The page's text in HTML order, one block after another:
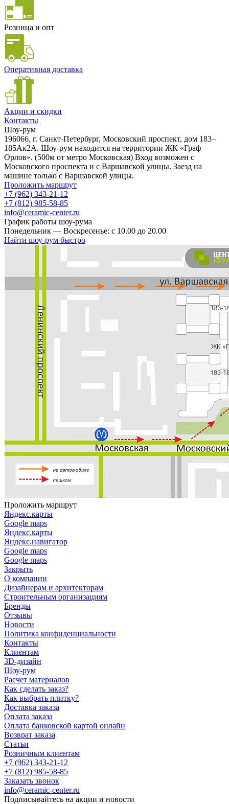
Розница и опт
Оперативная доставка
Акции и скидки
Контакты
Шоу-рум
196066, г. Санкт-Петербург, Московский проспект, дом 183–
185Ак2А. Шоу-рум находится на территории ЖК «Граф
Орлов». (500м от метро Московская) Вход возможен с
Московского проспекта и с Варшавской улицы. Заезд на
машине только с Варшавской улицы.
Проложить маршрут
+7 (962) 343-21-12
+7 (812) 985-58-85
info@ceramic-center.ru
График работы шоу-рума
Понедельник — Воскресенье: с 10.00 до 20.00
Найти шоу-рум быстро
Проложить маршрут
Яндекс.карты
Google maps
Яндекс.карты
Яндекс.навигатор
Google maps
Google maps
Закрыть
О компании
Дизайнерам и архитекторам
Строительным организациям
Бренды
Отзывы
Новости
Политика конфиденциальности
Контакты
Клиентам
3D-дизайн
Шоу-рум
Расчет материалов
Как сделать заказ?
Как выбрать плитку?
Доставка заказа
Оплата заказа
Оплата банковской картой онлайн
Возврат заказа
Статьи
Розничным клиентам
+7 (962) 343-21-12
+7 (812) 985-58-85
Заказать звонок
info@ceramic-center.ru
Подписывайтесь на акции и новости